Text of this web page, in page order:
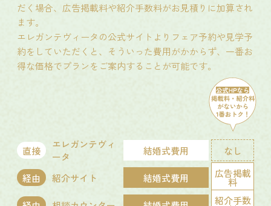
だく場合、広告掲載料や紹介手数料がお見積りに加算され
ます。
エレガンテヴィータの公式サイトよりフェア予約や見学予
約をしていただくと、そういった費用がかからず、一番お
得な価格でプランをご案内することが可能です。
直接
エレガンテヴィ
ータ
結婚式費用 なし
経由 紹介サイト 結婚式費用 広告掲載
料
紹介手数